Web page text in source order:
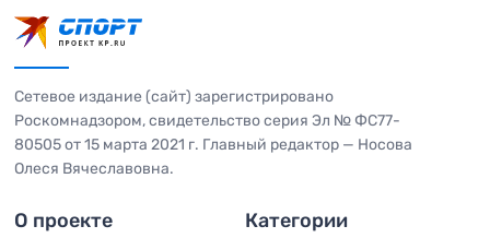
Сетевое издание (сайт) зарегистрировано
Роскомнадзором, свидетельство серия Эл № ФС77-
80505 от 15 марта 2021 г. Главный редактор — Носова
Олеся Вячеславовна.
О проекте Категории